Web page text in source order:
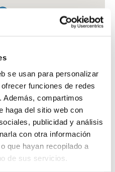
se usan para personalizar
funciones de redes
Además, compartimos
haga del sitio web con
publicidad y análisis
con otra información
que hayan recopilado a
de sus servicios.
MARIA PILAR